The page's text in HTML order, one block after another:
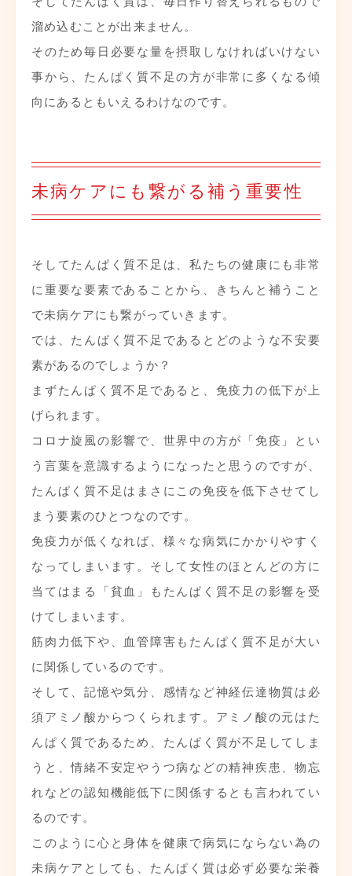
溜め込むことが出来ません。
そのため毎日必要な量を摂取しなければいけない
事から、たんぱく質不足の方が非常に多くなる傾
向にあるともいえるわけなのです。
未病ケアにも繋がる補う重要性
そしてたんぱく質不足は、私たちの健康にも非常
に重要な要素であることから、きちんと補うこと
で未病ケアにも繋がっていきます。
では、たんぱく質不足であるとどのような不安要
素があるのでしょうか？
まずたんぱく質不足であると、免疫力の低下が上
げられます。
コロナ旋風の影響で、世界中の方が「免疫」とい
う言葉を意識するようになったと思うのですが、
たんぱく質不足はまさにこの免疫を低下させてし
まう要素のひとつなのです。
免疫力が低くなれば、様々な病気にかかりやすく
なってしまいます。そして女性のほとんどの方に
当てはまる「貧血」もたんぱく質不足の影響を受
けてしまいます。
筋肉力低下や、血管障害もたんぱく質不足が大い
に関係しているのです。
そして、記憶や気分、感情など神経伝達物質は必
須アミノ酸からつくられます。アミノ酸の元はた
んぱく質であるため、たんぱく質が不足してしま
うと、情緒不安定やうつ病などの精神疾患、物忘
れなどの認知機能低下に関係するとも言われてい
るのです。
このように心と身体を健康で病気にならない為の
未病ケアとしても、たんぱく質は必ず必要な栄養